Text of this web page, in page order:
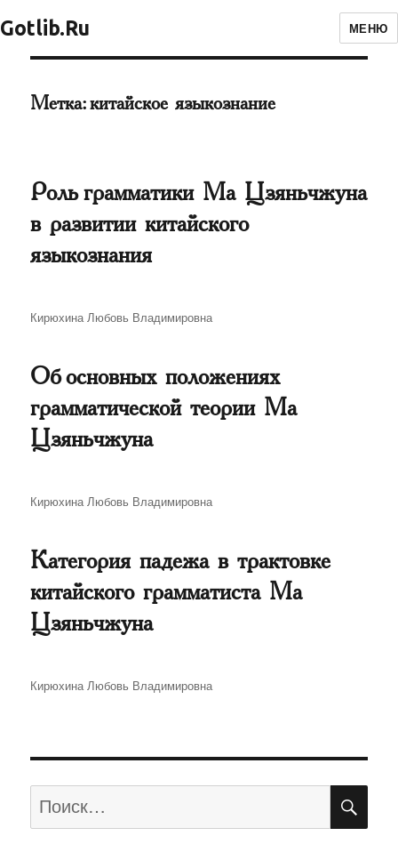
Gotlib.Ru МЕНЮ
Метка:китайское языкознание
Роль грамматики Ма Цзяньчжуна
в развитии китайского
языкознания
Автор
Кирюхина Любовь Владимировна
Об основных положениях
грамматической теории Ма
Цзяньчжуна
Автор
Кирюхина Любовь Владимировна
Категория падежа в трактовке
китайского грамматиста Ма
Цзяньчжуна
Автор
Кирюхина Любовь Владимировна